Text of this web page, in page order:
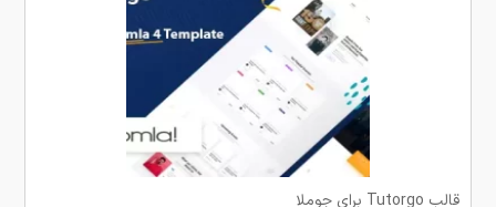
قالب Tutorgo برای جوملا